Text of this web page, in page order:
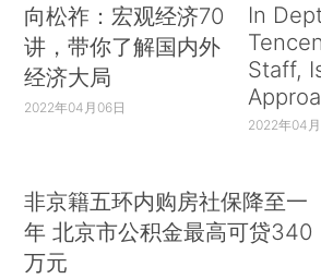
向松祚：宏观经济70
讲，带你了解国内外
经济大局
2022年04月06日
In
Staff,
2022年04月
非京籍五环内购房社保降至一
年 北京市公积金最高可贷340
万元